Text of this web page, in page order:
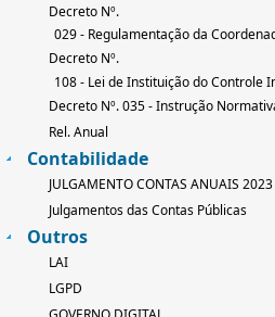
Decreto Nº.
029 - Regulamentação da
Decreto Nº.
108 - Lei de Instituição do Controle
Decreto Nº. 035 - Instrução
Rel. Anual
Contabilidade
JULGAMENTO CONTAS ANUAIS 2023
Julgamentos das Contas Públicas
Outros
LAI
LGPD